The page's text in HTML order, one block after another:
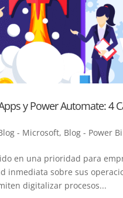
y Power Automate: 4
- Microsoft, Blog - Power Bi
en una prioridad para
sobre sus
digitalizar procesos...